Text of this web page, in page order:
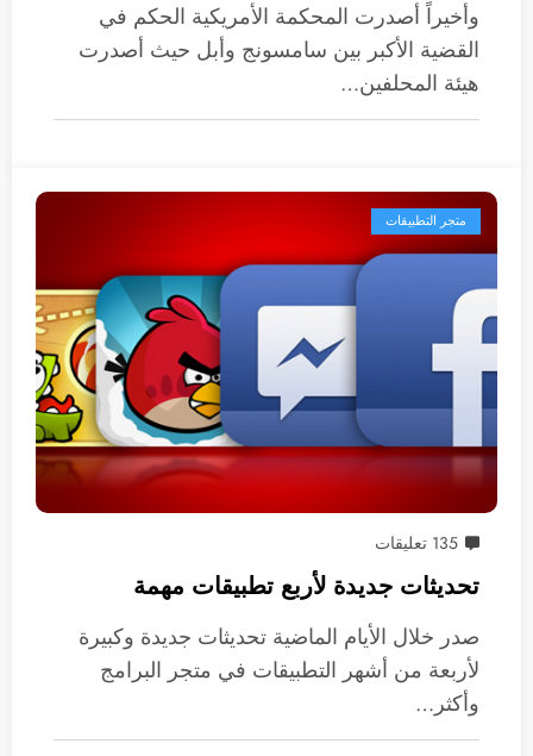
وأخيراً أصدرت المحكمة الأمريكية الحكم في
القضية الأكبر بين سامسونج وأبل حيث أصدرت
هيئة المحلفين…
متجر التطبيقات
135 تعليقات
تحديثات جديدة لأربع تطبيقات مهمة
صدر خلال الأيام الماضية تحديثات جديدة وكبيرة
لأربعة من أشهر التطبيقات في متجر البرامج
وأكثر…